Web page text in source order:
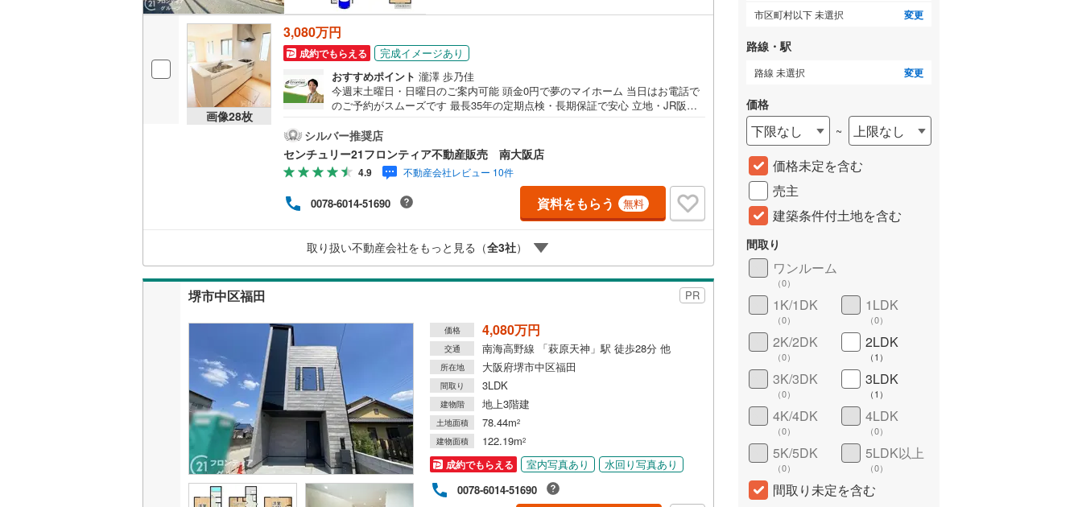
画像28枚
3,080万円
成約でもらえる
完成イメージあり
おすすめポイント 瀧澤 歩乃佳
今週末土曜日・日曜日のご案内可能 頭金0円で夢のマイホーム 当日はお電話で
のご予約がスムーズです 最長35年の定期点検・長期保証で安心 立地・JR阪和
m）・深井小学校歩5分（360m）・深井中央中学校歩17分（1380m） 特徴・住
宅性能評価5分野7項目で最も高い等級取得を標準化！最長35年の定期点検・長
期保証で安心・ビルトインガレージ/WIC2か所/ストレージルーム6帖/南向き 弊
社が選ばれる理由 1.お金の扱い方のプロ、ファイナンシャルプランナーが資金
計画をサポート！2.買い替えなどにも対応できる売却専門チームあり！3.たくさ
んの銀行と繋がりがあるため、最も低金利になるように審査が可能！4.物件の
お引渡し後に必要になったお家のリフォームも弊社のリフォームプランナーが
は専門家同士が連携をとっているため、より多くの知見がございます。
シルバー推奨店
センチュリー21フロンティア不動産販売 南大阪店
4.9 不動産会社レビュー 10件
0078-6014-51690 資料をもらう 無料
取り扱い不動産会社をもっと見る（全3社）
堺市中区福田 PR
価格 4,080万円
交通 南海高野線 「萩原天神」駅 徒歩28分 他
所在地 大阪府堺市中区福田
間取り 3LDK
建物階 地上3階建
土地面積 78.44m2
建物面積 122.19m2
成約でもらえる 室内写真あり
水回り写真あり
0078-6014-51690
市区町村以下 未選択 変更
路線・駅
路線 未選択 変更
価格
下限なし ~
上限なし
価格未定を含む
売主
建築条件付土地を含む
間取り
ワンルーム
（0）
1K/1DK
（0）
1LDK
（0）
2K/2DK
（0）
2LDK
（1 ）
3K/3DK
（0）
3LDK
（1 ）
4K/4DK
（0）
4LDK
（0）
5K/5DK
（0）
5LDK以上
（0）
間取り未定を含む
収納
ウォークインクローゼット
（1 ）
即入居可能（0）
オンライン対応
IT重説可（0）
オンライン対応とは？